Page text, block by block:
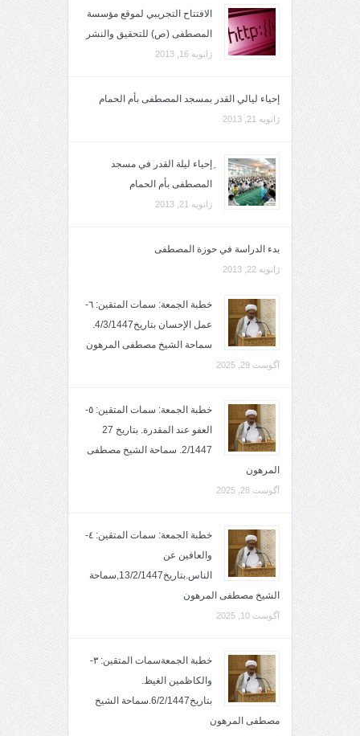
الافتتاح التجريبي لموقع مؤسسة
المصطفى (ص) للتحقيق والنشر
ژانویه 16, 2013
إحياء ليالي القدر بمسجد المصطفى بأم الحمام
ژانویه 21, 2013
ِإحياء ليلة القدر في مسجد
المصطفى بأم الحمام
ژانویه 21, 2013
بدء الدراسة في حوزة المصطفى
ژانویه 22, 2013
خطبة الجمعة: سمات المتقين: ٦-
عمل الإحسان بتاريخ4/3/1447.
سماحة الشيخ مصطفى المرهون
آگوست 29, 2025
خطبة الجمعة: سمات المتقين: ٥-
العفو عند المقدرة. بتاريخ 27
2/1447. سماحة الشيخ مصطفى
المرهون
آگوست 28, 2025
خطبة الجمعة: سمات المتقين: ٤-
والعافين عن
الناس.بتاريخ13/2/1447,سماحة
الشيخ مصطفى المرهون
آگوست 10, 2025
خطبة الجمعةسمات المتقين: ٣-
والكاظمين الغيظ.
بتاريخ6/2/1447.سماحة الشيخ
مصطفى المرهون